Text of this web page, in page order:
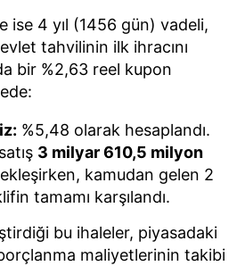
ise 4 yıl (1456 gün) vadeli,
tahvilinin ilk ihracını
bir %2,63 reel kupon
%5,48 olarak hesaplandı.
3 milyar 610,5 milyon
kamudan gelen 2
tamamı karşılandı.
bu ihaleler, piyasadaki
maliyetlerinin takibi